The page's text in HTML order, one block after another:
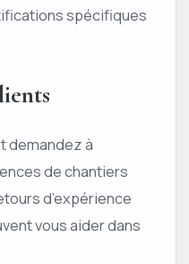
spécifiques
demandez à
de chantiers
d’expérience
vous aider dans